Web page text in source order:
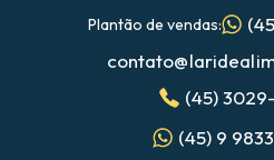
Plantão de vendas:
(45)
(45) 9